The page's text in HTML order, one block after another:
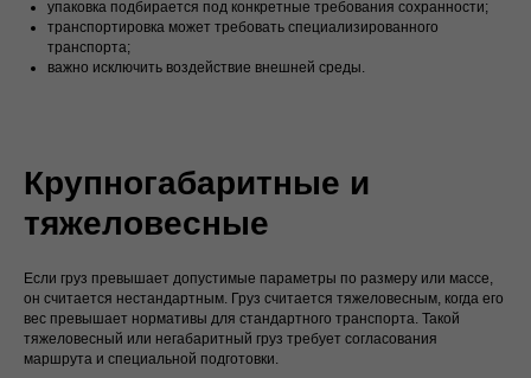
упаковка подбирается под конкретные требования сохранности;
транспортировка может требовать специализированного
транспорта;
важно исключить воздействие внешней среды.
Крупногабаритные и
тяжеловесные
Если груз превышает допустимые параметры по размеру или массе,
он считается нестандартным. Груз считается тяжеловесным, когда его
вес превышает нормативы для стандартного транспорта. Такой
тяжеловесный или негабаритный груз требует согласования
маршрута и специальной подготовки.